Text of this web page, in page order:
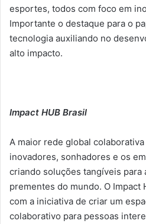
esportes, todos com foco em
Importante o destaque para o
tecnologia auxiliando no
alto impacto.
Impact HUB Brasil
A maior rede global
inovadores, sonhadores e os
criando soluções tangíveis para
prementes do mundo. O Impact
com a iniciativa de criar um
colaborativo para pessoas